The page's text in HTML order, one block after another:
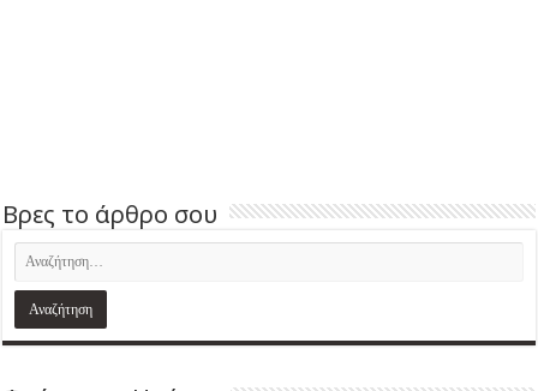
Βρες το άρθρο σου